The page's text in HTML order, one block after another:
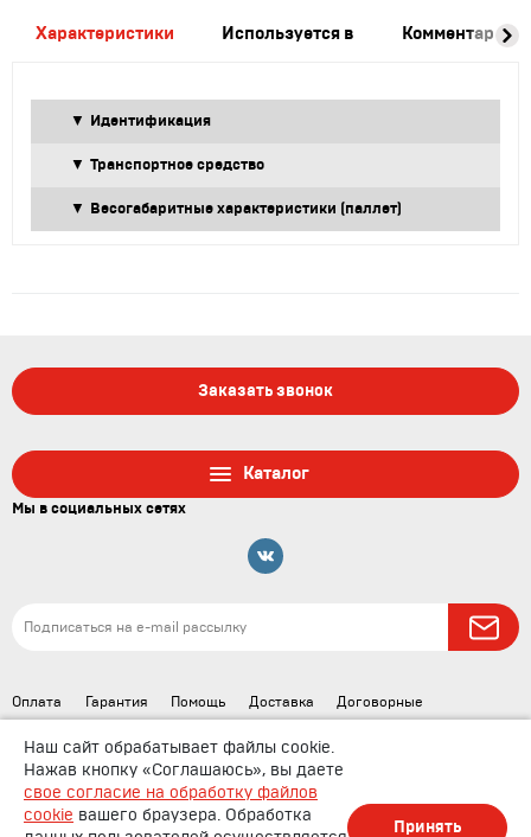
Характеристики Используется в Комментарии
Идентификация
Транспортное средство
Весогабаритные характеристики (паллет)
Заказать звонок
Каталог
Мы в социальных сетях
Оплата Гарантия Помощь Доставка
Договорные
документы
Наш сайт обрабатывает файлы cookie.
Нажав кнопку «Соглашаюсь», вы даете
свое согласие на обработку файлов
cookie вашего браузера. Обработка
Принять